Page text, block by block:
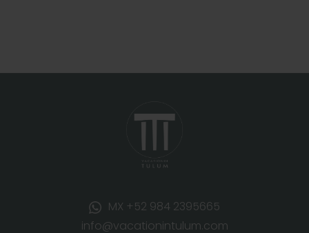
MX +52 984 2395665
info@vacationintulum.com